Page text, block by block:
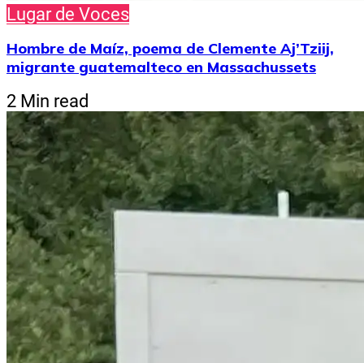
Lugar de Voces
Hombre de Maíz, poema de Clemente Aj’Tziij,
migrante guatemalteco en Massachussets
2 Min read